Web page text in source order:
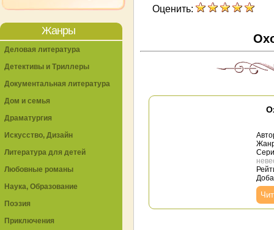
Оценить:
Жанры
Деловая литература
Детективы и Триллеры
Документальная литература
Дом и семья
Драматургия
Искусство, Дизайн
Литература для детей
Любовные романы
Наука, Образование
Поэзия
Приключения